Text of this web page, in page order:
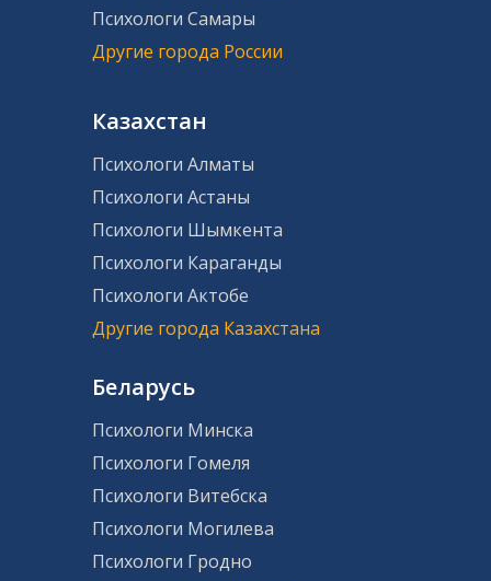
Психологи Самары
Другие города России
Казахстан
Психологи Алматы
Психологи Астаны
Психологи Шымкента
Психологи Караганды
Психологи Актобе
Другие города Казахстана
Беларусь
Психологи Минска
Психологи Гомеля
Психологи Витебска
Психологи Могилева
Психологи Гродно